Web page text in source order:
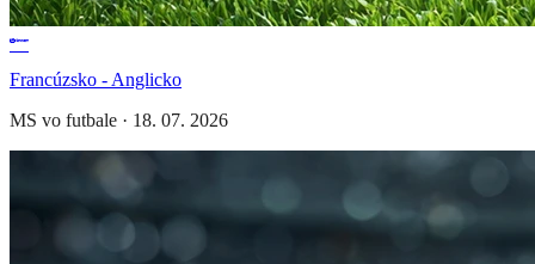
Francúzsko - Anglicko
MS vo futbale · 18. 07. 2026